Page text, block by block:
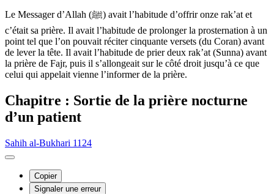
Le Messager d’Allah (ﷺ) avait l’habitude d’offrir onze rak’at et
c’était sa prière. Il avait l’habitude de prolonger la prosternation à un
point tel que l’on pouvait réciter cinquante versets (du Coran) avant
de lever la tête. Il avait l’habitude de prier deux rak’at (Sunna) avant
la prière de Fajr, puis il s’allongeait sur le côté droit jusqu’à ce que
celui qui appelait vienne l’informer de la prière.
Chapitre : Sortie de la prière nocturne
d’un patient
Sahih al-Bukhari 1124
Copier
Signaler une erreur